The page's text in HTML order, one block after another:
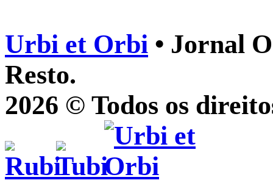
Urbi et Orbi • Jornal
Resto.
2026 © Todos os